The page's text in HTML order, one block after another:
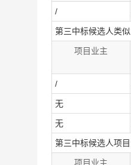
/
第三中标候选人类
项目业主
/
无
无
第三中标候选人项
项目业主